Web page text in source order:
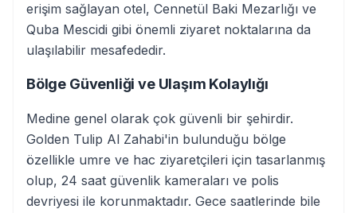
erişim sağlayan otel, Cennetül Baki Mezarlığı ve
Quba Mescidi gibi önemli ziyaret noktalarına da
ulaşılabilir mesafededir.
Bölge Güvenliği ve Ulaşım Kolaylığı
Medine genel olarak çok güvenli bir şehirdir.
Golden Tulip Al Zahabi'in bulunduğu bölge
özellikle umre ve hac ziyaretçileri için tasarlanmış
olup, 24 saat güvenlik kameraları ve polis
devriyesi ile korunmaktadır. Gece saatlerinde bile